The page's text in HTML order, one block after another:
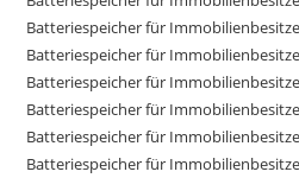
Batteriespeicher für
Batteriespeicher für
Batteriespeicher für
Batteriespeicher für
Batteriespeicher für
Batteriespeicher für